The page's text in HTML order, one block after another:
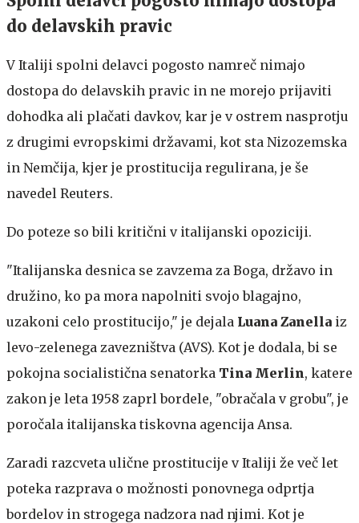
do delavskih pravic
V Italiji spolni delavci pogosto namreč nimajo
dostopa do delavskih pravic in ne morejo prijaviti
dohodka ali plačati davkov, kar je v ostrem nasprotju
z drugimi evropskimi državami, kot sta Nizozemska
in Nemčija, kjer je prostitucija regulirana, je še
navedel Reuters.
Do poteze so bili kritični v italijanski opoziciji.
"Italijanska desnica se zavzema za Boga, državo in
družino, ko pa mora napolniti svojo blagajno,
uzakoni celo prostitucijo," je dejala Luana Zanella iz
levo-zelenega zavezništva (AVS). Kot je dodala, bi se
pokojna socialistična senatorka Tina Merlin, katere
zakon je leta 1958 zaprl bordele, "obračala v grobu", je
poročala italijanska tiskovna agencija Ansa.
Zaradi razcveta ulične prostitucije v Italiji že več let
poteka razprava o možnosti ponovnega odprtja
bordelov in strogega nadzora nad njimi. Kot je